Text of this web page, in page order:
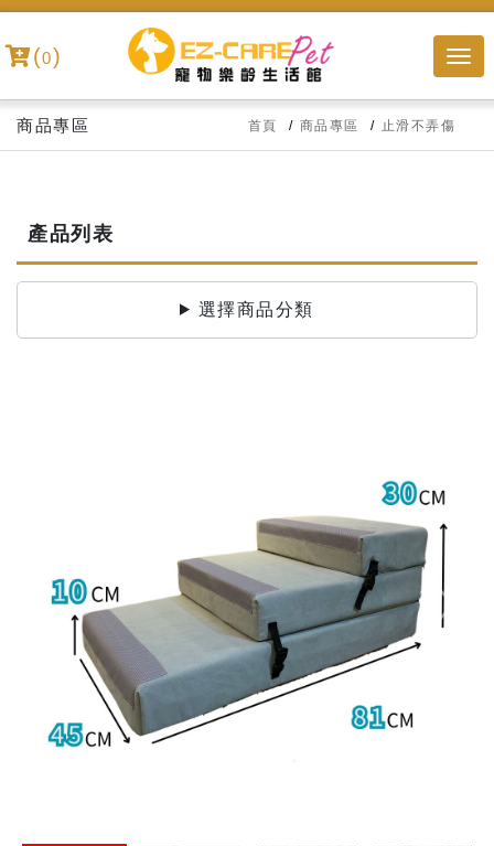
(0)
商品專區 首頁 商品專區 止滑不弄傷
產品列表
選擇商品分類